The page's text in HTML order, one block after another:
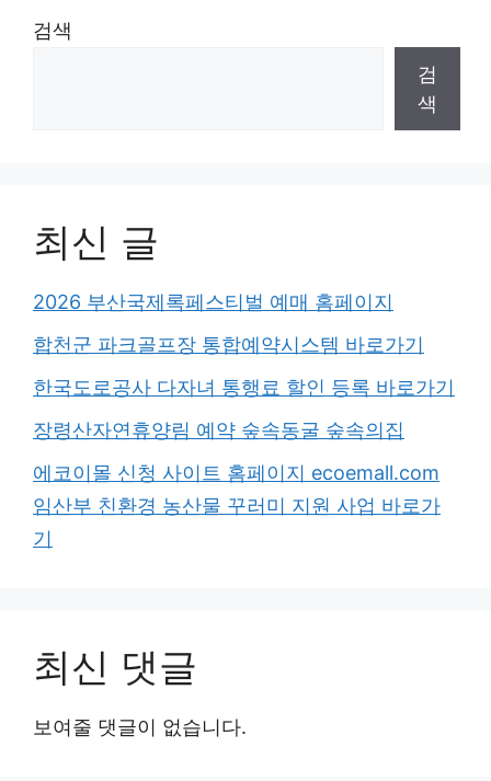
검색
검
색
최신 글
2026 부산국제록페스티벌 예매 홈페이지
합천군 파크골프장 통합예약시스템 바로가기
한국도로공사 다자녀 통행료 할인 등록 바로가기
장령산자연휴양림 예약 숲속동굴 숲속의집
에코이몰 신청 사이트 홈페이지 ecoemall.com
임산부 친환경 농산물 꾸러미 지원 사업 바로가
기
최신 댓글
보여줄 댓글이 없습니다.